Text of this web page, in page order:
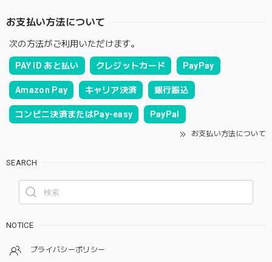
お支払い方法について
次の方法がご利用いただけます。
PAY ID あと払い クレジットカード PayPay
Amazon Pay キャリア決済 銀行振込
コンビニ決済またはPay-easy PayPal
お支払い方法について
SEARCH
NOTICE
プライバシーポリシー